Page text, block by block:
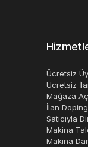
işi için uygun
başarısı için
veya diğer satılık çay
etmek işletmeniz için
Ücretsiz
Ücretsiz
Mağaza
İlan
Satıcıyla
Makina
Makina